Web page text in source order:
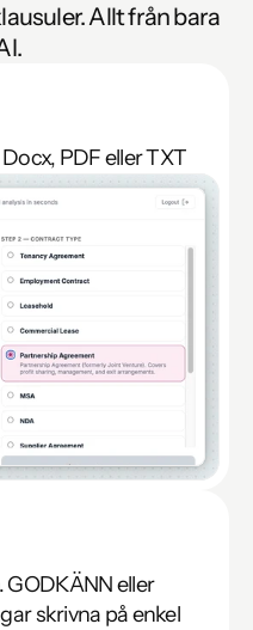
Allt från bara
PDF eller TXT
eller
skrivna på enkel